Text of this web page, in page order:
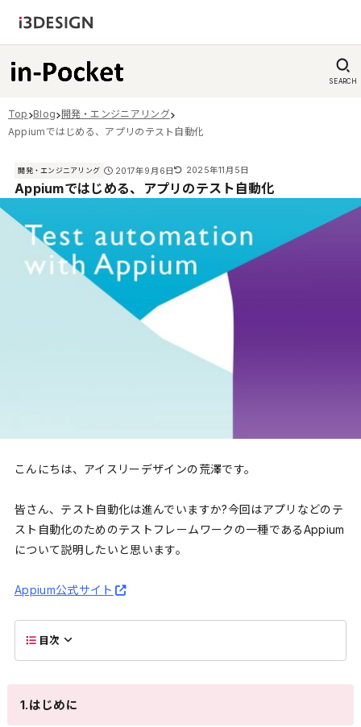
SEARCH
Top Blog
開発・エンジニアリング
Appiumではじめる、アプリのテスト自動化
開発・エンジニアリング 2017年9月6日 2025年11月5日
Appiumではじめる、アプリのテスト自動化
こんにちは、アイスリーデザインの荒澤です。
皆さん、テスト自動化は進んでいますか?今回はアプリなどのテ
スト自動化のためのテストフレームワークの一種であるAppium
について説明したいと思います。
Appium公式サイト
目次
1.はじめに